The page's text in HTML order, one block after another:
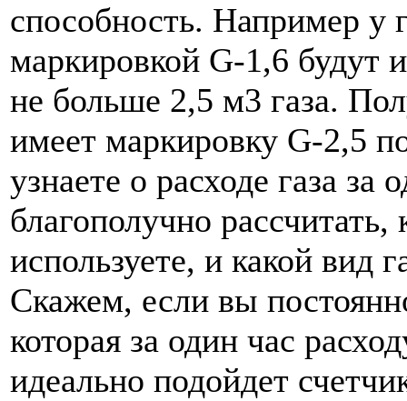
способность. Например у
маркировкой G-1,6 будут
не больше 2,5 м3 газа.
имеет маркировку G-2,5
узнаете о расходе газа
благополучно рассчитать,
используете, и какой вид
Скажем, если вы
которая за один час
идеально подойдет